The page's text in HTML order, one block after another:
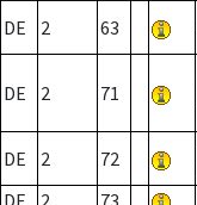
DE 2 63
DE 2 71
DE 2 72